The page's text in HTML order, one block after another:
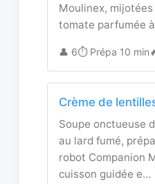
Moulinex,
tomate parfumée à
👤 6⏱️ Prépa 10 min
Crème de
Soupe onctueuse
au lard fumé,
robot Companion
cuisson guidée e…